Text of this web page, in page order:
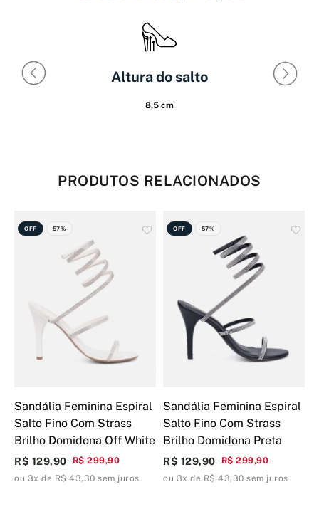
Altura do salto
8,5 cm
PRODUTOS RELACIONADOS
OFF 57%
Sandália Feminina Espiral
Salto Fino Com Strass
Brilho Domidona Off White
R$ 299,90
R$ 129,90
ou 3x de R$ 43,30 sem juros
OFF 57%
Sandália Feminina Espiral
Salto Fino Com Strass
Brilho Domidona Preta
R$ 299,90
R$ 129,90
ou 3x de R$ 43,30 sem juros